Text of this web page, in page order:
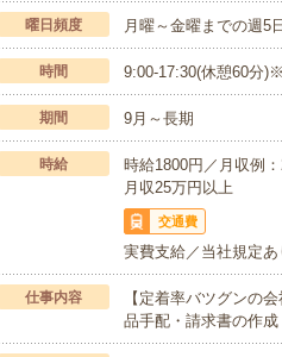
曜日頻度 月曜～金曜までの週5
時間 9:00-17:30(休憩60分
期間 9月～長期
時給
時給1800円／月収例
月収25万円以上
交通費
実費支給／当社規定あ
仕事内容
【定着率バツグンの
品手配・請求書の作